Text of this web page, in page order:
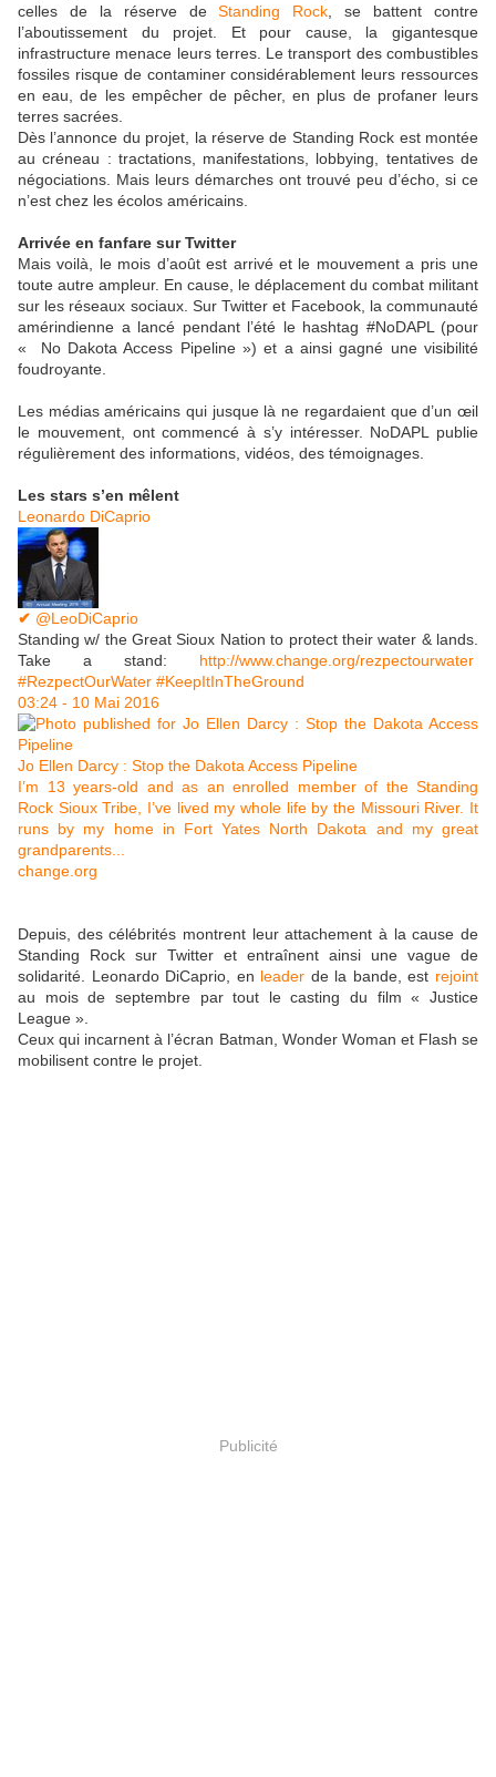
celles de la réserve deStanding Rock , se battent contre
l’aboutissement du projet. Et pour cause, la gigantesque
infrastructure menace leurs terres. Le transport des combustibles
fossiles risque de contaminer considérablement leurs ressources
en eau, de les empêcher de pêcher, en plus de profaner leurs
terres sacrées.
Dès l’annonce du projet, la réserve de Standing Rock est montée
au créneau : tractations, manifestations, lobbying, tentatives de
négociations. Mais leurs démarches ont trouvé peu d’écho, si ce
n’est chez les écolos américains.
Arrivée en fanfare sur Twitter
Mais voilà, le mois d’août est arrivé et le mouvement a pris une
toute autre ampleur. En cause, le déplacement du combat militant
sur les réseaux sociaux. Sur Twitter et Facebook, la communauté
amérindienne a lancé pendant l’été le hashtag #NoDAPL (pour
« No Dakota Access Pipeline ») et a ainsi gagné une visibilité
foudroyante.
Les médias américains qui jusque là ne regardaient que d’un œil
le mouvement, ont commencé à s’y intéresser. NoDAPL publie
régulièrement des informations, vidéos, des témoignages.
Les stars s’en mêlent
Leonardo DiCaprio
✔ @LeoDiCaprio
Standing w/ the Great Sioux Nation to protect their water & lands.
Take a stand: http://www.change.org/rezpectourwater
#RezpectOurWater #KeepItInTheGround
03:24 - 10 Mai 2016
Jo Ellen Darcy : Stop the Dakota Access Pipeline
I’m 13 years-old and as an enrolled member of the Standing
Rock Sioux Tribe, I’ve lived my whole life by the Missouri River. It
runs by my home in Fort Yates North Dakota and my great
grandparents...
change.org
Depuis, des célébrités montrent leur attachement à la cause de
Standing Rock sur Twitter et entraînent ainsi une vague de
solidarité. Leonardo DiCaprio, en leader de la bande, est rejoint
au mois de septembre par tout le casting du film « Justice
League ».
Ceux qui incarnent à l’écran Batman, Wonder Woman et Flash se
mobilisent contre le projet.
Publicité